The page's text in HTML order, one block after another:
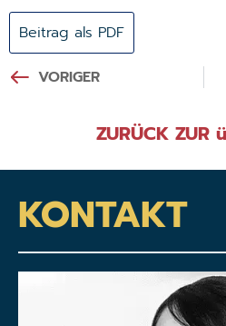
Beitrag als PDF
VORIGER
ZURÜCK ZUR
KONTAKT